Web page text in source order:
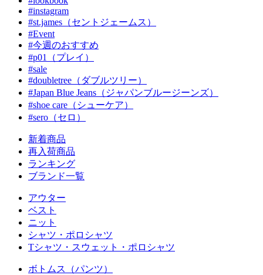
#instagram
#st.james（セントジェームス）
#Event
#今週のおすすめ
#p01（プレイ）
#sale
#doubletree（ダブルツリー）
#Japan Blue Jeans（ジャパンブルージーンズ）
#shoe care（シューケア）
#sero（セロ）
新着商品
再入荷商品
ランキング
ブランド一覧
アウター
ベスト
ニット
シャツ・ポロシャツ
Tシャツ・スウェット・ポロシャツ
ボトムス（パンツ）